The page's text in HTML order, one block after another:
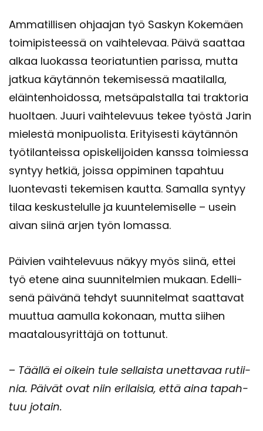
Am­ma­til­li­sen oh­jaa­jan työ Sas­kyn Ko­ke­mäen
toi­mi­pis­tees­sä on vaih­te­le­vaa. Päivä saat­taa
alkaa luo­kas­sa teo­ria­tun­tien pa­ris­sa, mutta
jat­kua käy­tän­nön te­ke­mi­ses­sä maa­ti­lal­la,
eläin­ten­hoi­dos­sa, met­sä­pals­tal­la tai trak­to­ria
huol­taen. Juuri vaih­te­le­vuus tekee työs­tä Jarin
mie­les­tä mo­ni­puo­lis­ta. Eri­tyi­ses­ti käy­tän­nön
työ­ti­lan­teis­sa opis­ke­li­joi­den kans­sa toi­mies­sa
syn­tyy het­kiä, jois­sa op­pi­mi­nen ta­pah­tuu
luon­te­vas­ti te­ke­mi­sen kaut­ta. Sa­mal­la syn­tyy
tilaa kes­kus­te­lul­le ja kuun­te­le­mi­sel­le – usein
aivan siinä arjen työn lo­mas­sa.
Päi­vien vaih­te­le­vuus näkyy myös siinä, ettei
työ etene aina suun­ni­tel­mien mu­kaan. Edel­li­
se­nä päi­vä­nä teh­dyt suun­ni­tel­mat saat­ta­vat
muut­tua aa­mul­la ko­ko­naan, mutta sii­hen
maa­ta­lous­yrit­tä­jä on tot­tu­nut.
– Tääl­lä ei oi­kein tule sel­lais­ta unet­ta­vaa ru­tii­
nia. Päi­vät ovat niin eri­lai­sia, että aina ta­pah­
tuu jo­tain.